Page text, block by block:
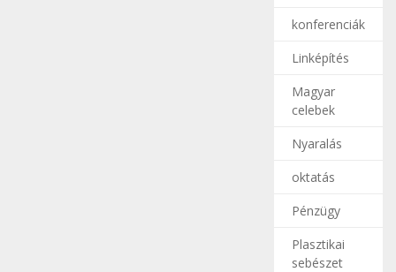
konferenciák
Linképítés
Magyar
celebek
Nyaralás
oktatás
Pénzügy
Plasztikai
sebészet